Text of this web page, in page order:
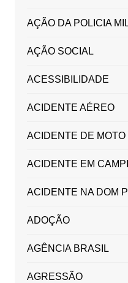
AÇÃO DA POLICIA
AÇÃO SOCIAL
ACESSIBILIDADE
ACIDENTE AÉREO
ACIDENTE DE MOTO
ACIDENTE EM
ACIDENTE NA DOM
ADOÇÃO
AGÊNCIA BRASIL
AGRESSÃO